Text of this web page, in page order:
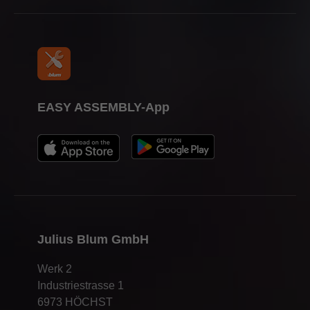
Julius Blum GmbH
Werk 2
Industriestrasse 1
6973 HÖCHST
EASY ASSEMBLY-App